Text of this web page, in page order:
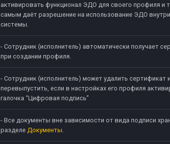
активировать функционал ЭДО для своего профиля и
самым даёт разрешение на использование ЭДО внутри
системы.
- Сотрудник (исполнитель) автоматически получает
при создании профиля.
- Сотрудник (исполнитель) может удалить сертификат и
перевыпустить, если в настройках его профиля
галочка “Цифровая подпись”
- Все документы вне зависимости от вида подписи
разделе Документы